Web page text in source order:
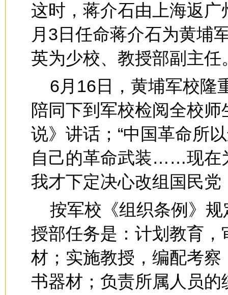
这时，蒋介石由上海返
月3日任命蒋介石为黄埔
英为少校、教授部副主任
6月16日，黄埔军校隆
陪同下到军校检阅全校
说》讲话；“中国革命所
自己的革命武装……现在
我才下定决心改组国民党
按军校《组织条例》
授部任务是：计划教育
材；实施教授，编配考
书器材；负责所属人员